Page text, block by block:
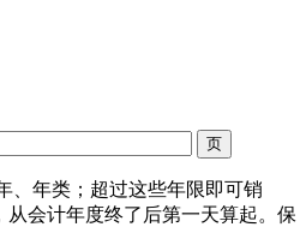
、年类；超过这些年限即可销
会计年度终了后第一天算起。保